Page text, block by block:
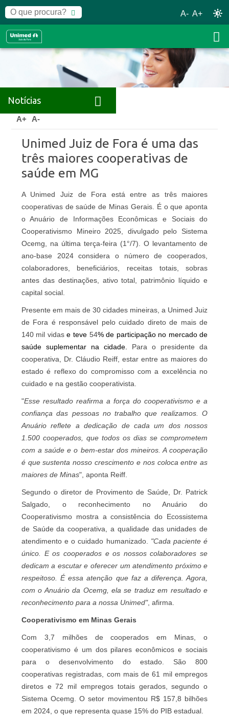
A- A+
Notícias
Home Notícias
A+ A-
Unimed Juiz de Fora é uma das
três maiores cooperativas de
saúde em MG
A Unimed Juiz de Fora está entre as três maiores
cooperativas de saúde de Minas Gerais. É o que aponta
o Anuário de Informações Econômicas e Sociais do
Cooperativismo Mineiro 2025, divulgado pelo Sistema
Ocemg, na última terça-feira (1°/7). O levantamento de
ano-base 2024 considera o número de cooperados,
colaboradores, beneficiários, receitas totais, sobras
antes das destinações, ativo total, patrimônio líquido e
capital social.
Presente em mais de 30 cidades mineiras, a Unimed Juiz
de Fora é responsável pelo cuidado direto de mais de
140 mil vidase teve 54% de participação no mercado de
saúde suplementar na cidade. Para o presidente da
cooperativa, Dr. Cláudio Reiff, estar entre as maiores do
estado é reflexo do compromisso com a excelência no
cuidado e na gestão cooperativista.
"Esse resultado reafirma a força do cooperativismo e a
confiança das pessoas no trabalho que realizamos. O
Anuário reflete a dedicação de cada um dos nossos
1.500 cooperados, que todos os dias se comprometem
com a saúde e o bem-estar dos mineiros. A cooperação
é que sustenta nosso crescimento e nos coloca entre as
maiores de Minas", aponta Reiff.
Segundo o diretor de Provimento de Saúde, Dr. Patrick
Salgado, o reconhecimento no Anuário do
Cooperativismo mostra a consistência do Ecossistema
de Saúde da cooperativa, a qualidade das unidades de
atendimento e o cuidado humanizado. "Cada paciente é
único. E os cooperados e os nossos colaboradores se
dedicam a escutar e oferecer um atendimento próximo e
respeitoso. É essa atenção que faz a diferença. Agora,
com o Anuário da Ocemg, ela se traduz em resultado e
reconhecimento para a nossa Unimed", afirma.
Cooperativismo em Minas Gerais
Com 3,7 milhões de cooperados em Minas, o
cooperativismo é um dos pilares econômicos e sociais
para o desenvolvimento do estado. São 800
cooperativas registradas, com mais de 61 mil empregos
diretos e 72 mil empregos totais gerados, segundo o
Sistema Ocemg. O setor movimentou R$ 157,8 bilhões
em 2024, o que representa quase 15% do PIB estadual.